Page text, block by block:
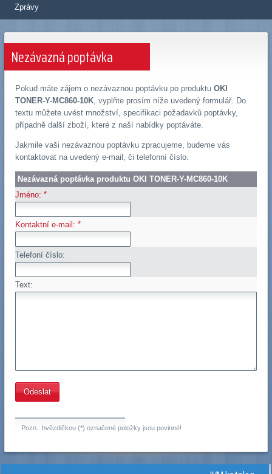
Zprávy
Nezávazná poptávka
Pokud máte zájem o nezávaznou poptávku po produktu OKI
TONER-Y-MC860-10K, vyplňte prosím níže uvedený formulář. Do
textu můžete uvést množství, specifikaci požadavků poptávky,
případně další zboží, které z naší nabídky poptáváte.
Jakmile vaši nezávaznou poptávku zpracujeme, budeme vás
kontaktovat na uvedený e-mail, či telefonní číslo.
Nezávazná poptávka produktu OKI TONER-Y-MC860-10K
Jméno: *
Kontaktní e-mail: *
Telefoní číslo:
Text:
Pozn.: hvězdičkou (*) označené položky jsou povinné!